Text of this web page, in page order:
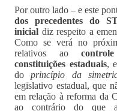
Por outro lado – e este
dos precedentes do
inicial diz respeito a
Como se verá no
relativos ao
constituições estaduais,
doprincípio da
legislativo estadual, que
em relação à reforma da
ao contrário do que